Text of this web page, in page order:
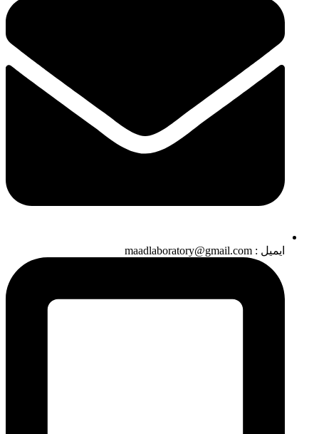
ایمیل : maadlaboratory@gmail.com